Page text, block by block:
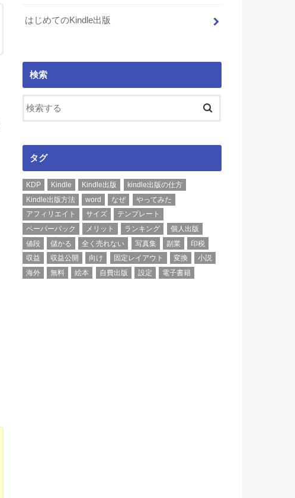
はじめてのKindle出版
検索
タグ
KDP Kindle Kindle出版
kindle出版の仕方
Kindle出版方法
word なぜ
やってみた
アフィリエイト
サイズ
テンプレート
ペーパーバック
メリット ランキング
個人出版
値段
儲かる 全く売れない 写真集 副業
印税
収益
収益公開 向け 固定レイアウト 変換
小説
海外
無料 絵本 自費出版 設定 電子書籍